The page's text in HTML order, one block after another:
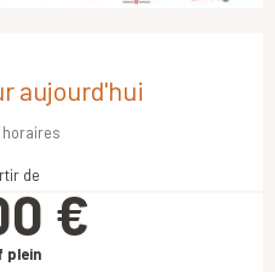
aujourd'hui
de
€
plein